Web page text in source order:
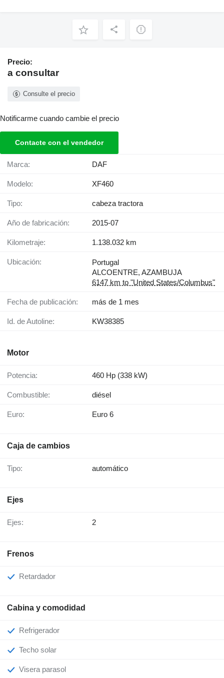
Precio:
a consultar
Consulte el precio
Notificarme cuando cambie el precio
Contacte con el vendedor
Marca: DAF
Modelo: XF460
Tipo: cabeza tractora
Año de fabricación: 2015-07
Kilometraje: 1.138.032 km
Ubicación:
Portugal
ALCOENTRE, AZAMBUJA
6147 km to "United States/Columbus"
Fecha de publicación: más de 1 mes
Id. de Autoline: KW38385
Motor
Potencia: 460 Hp (338 kW)
Combustible: diésel
Euro: Euro 6
Caja de cambios
Tipo: automático
Ejes
Ejes: 2
Frenos
Retardador
Cabina y comodidad
Refrigerador
Techo solar
Visera parasol